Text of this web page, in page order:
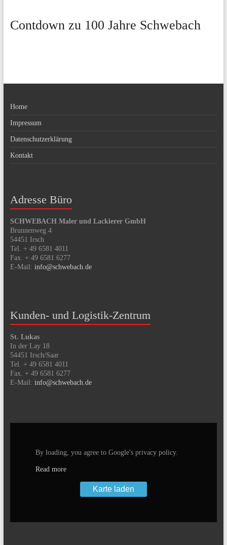
Contdown zu 100 Jahre Schwebach
Home
Impressum
Datenschutzerklärung
Kontakt
Adresse Büro
SCHWEBACH Maler und Lackierer GmbH
Brunnenweg 4
54451 Irsch
Tel. + 49 6581 4011
Fax. + 49 6581 6277
E-Mail: info@schwebach.de
Kunden- und Logistik-Zentrum
St. Lukas
In der Lay 18
54451 Irsch/Saar
Tel. + 49 6581 4011
Fax. + 49 6581 6277
E-Mail: info@schwebach.de
By loading, you agree to Google's privacy policy.
Read more
Karte laden